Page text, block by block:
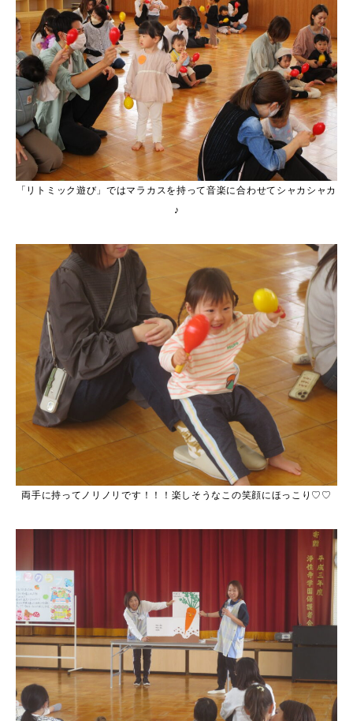
「リトミック遊び」ではマラカスを持って音楽に合わせてシャカシャカ
♪
両手に持ってノリノリです！！！楽しそうなこの笑顔にほっこり♡♡